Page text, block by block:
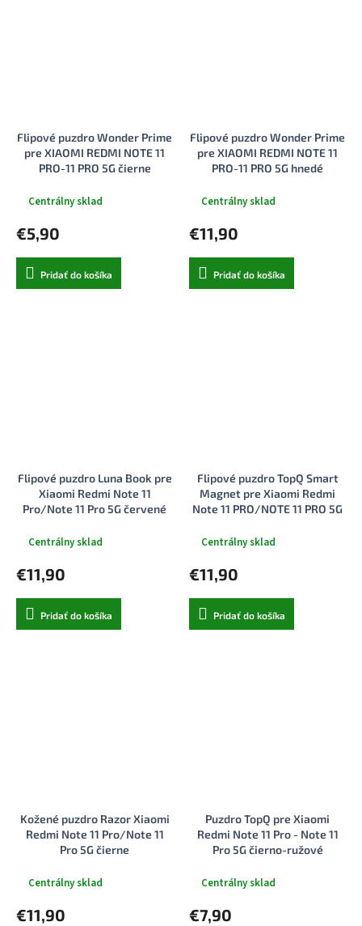
Flipové puzdro Wonder Prime
pre XIAOMI REDMI NOTE 11
PRO-11 PRO 5G čierne
Centrálny sklad
€5,90
Pridať do košíka
Flipové puzdro Wonder Prime
pre XIAOMI REDMI NOTE 11
PRO-11 PRO 5G hnedé
Centrálny sklad
€11,90
Pridať do košíka
Flipové puzdro Luna Book pre
Xiaomi Redmi Note 11
Pro/Note 11 Pro 5G červené
Centrálny sklad
€11,90
Pridať do košíka
Flipové puzdro TopQ Smart
Magnet pre Xiaomi Redmi
Note 11 PRO/NOTE 11 PRO 5G
Centrálny sklad
€11,90
Pridať do košíka
Kožené puzdro Razor Xiaomi
Redmi Note 11 Pro/Note 11
Pro 5G čierne
Centrálny sklad
€11,90
Puzdro TopQ pre Xiaomi
Redmi Note 11 Pro - Note 11
Pro 5G čierno-ružové
Centrálny sklad
€7,90